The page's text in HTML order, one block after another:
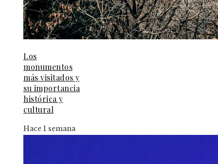
Los
monumentos
más visitados y
su importancia
histórica y
cultural
Hace 1 semana